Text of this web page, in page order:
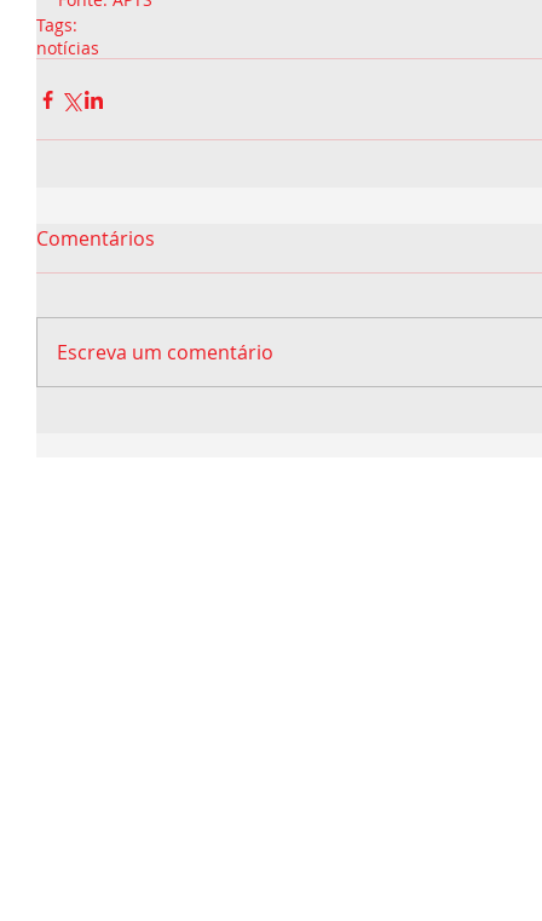
Tags:
notícias
Comentários
Escreva um comentário